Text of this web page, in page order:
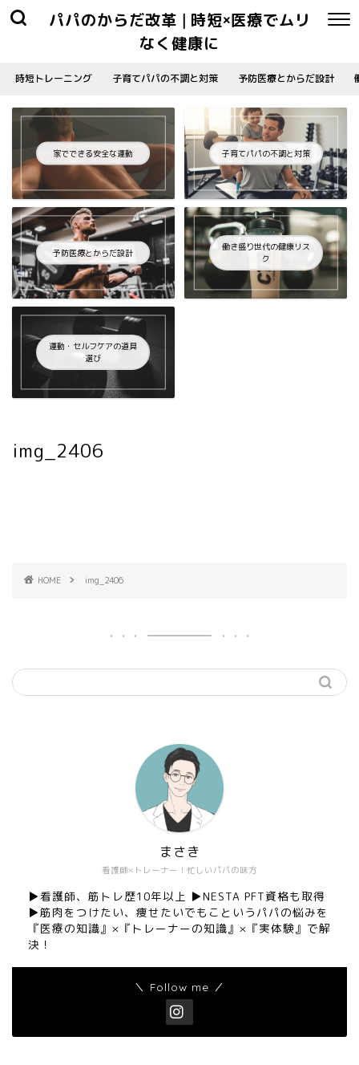
パパのからだ改革 | 時短×医療でムリ
なく健康に
時短トレーニング 子育てパパの不調と対策 予防医療とからだ設計
家でできる安全な運動 子育てパパの不調と対策
予防医療とからだ設計
働き盛り世代の健康リス
ク
運動・セルフケアの道具
選び
img_2406
HOME img_2406
看護師×トレーナー！忙しいパパの味方
まさき
▶︎看護師、筋トレ歴10年以上 ▶︎NESTA PFT資格も取得
▶︎筋肉をつけたい、痩せたいでもこというパパの悩みを
『医療の知識』×『トレーナーの知識』×『実体験』で解
決！
＼ Follow me ／